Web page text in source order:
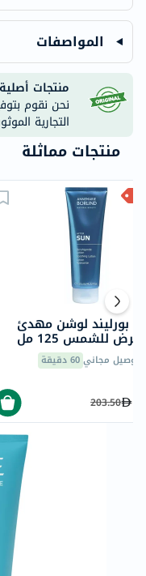
المواصفات
منتجات أصلية 100٪
نحن نقوم
التجارية
منتجات مماثلة
بورليند لوشن مهدئ
للشمس 125 مل
توصيل مجاني60 دقيقة
203.50